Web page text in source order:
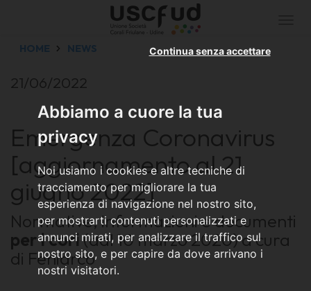
Abbiamo a cuore la tua
privacy
Noi usiamo i cookies e altre tecniche di
tracciamento per migliorare la tua
esperienza di navigazione nel nostro sito,
per mostrarti contenuti personalizzati e
annunci mirati, per analizzare il traffico sul
nostro sito, e per capire da dove arrivano i
nostri visitatori.
Continua senza accettare
HOME NEWS
21/06/2022
Emergenza Coronavirus
[aggiornamento al 21
giugno 2022]
Normative, informazioni e documenti
per i cori(dal 10 marzo 2020) a cura
di Feniarco